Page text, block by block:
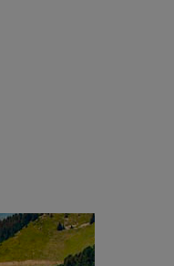
Next